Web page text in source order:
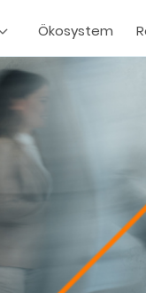
Ökosystem